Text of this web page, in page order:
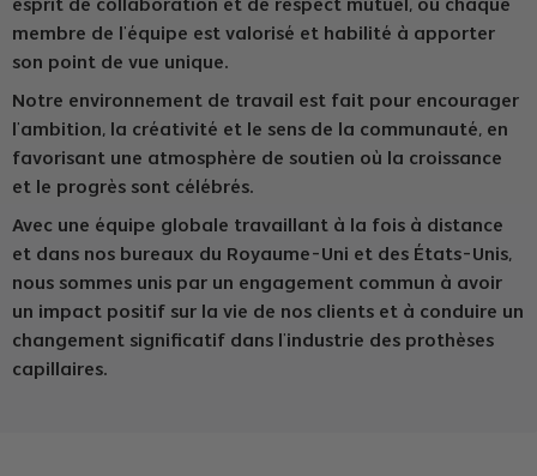
esprit de collaboration et de respect mutuel, où chaque
membre de l'équipe est valorisé et habilité à apporter
son point de vue unique.
Notre environnement de travail est fait pour encourager
l'ambition, la créativité et le sens de la communauté, en
favorisant une atmosphère de soutien où la croissance
et le progrès sont célébrés.
Avec une équipe globale travaillant à la fois à distance
et dans nos bureaux du Royaume-Uni et des États-Unis,
nous sommes unis par un engagement commun à avoir
un impact positif sur la vie de nos clients et à conduire un
changement significatif dans l'industrie des prothèses
capillaires.